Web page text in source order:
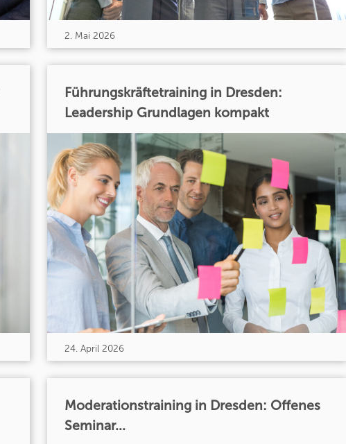
2. Mai 2026
Führungskräftetraining in Dresden:
Leadership Grundlagen kompakt
24. April 2026
Moderationstraining in Dresden: Offenes
Seminar...